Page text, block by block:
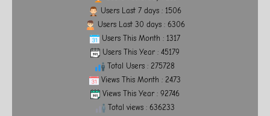
Users Last 7 days : 1506
Users Last 30 days : 6306
Users This Month : 1317
Users This Year : 45179
Total Users : 275728
Views This Month : 2473
Views This Year : 92746
Total views : 636233